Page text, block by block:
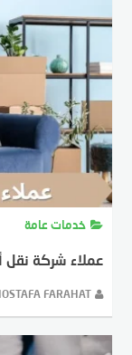
خدمات عامة
عملاء شركة نقل
FARAHAT